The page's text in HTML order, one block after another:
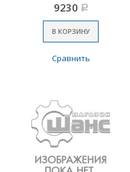
9230 Р
В КОРЗИНУ
Сравнить